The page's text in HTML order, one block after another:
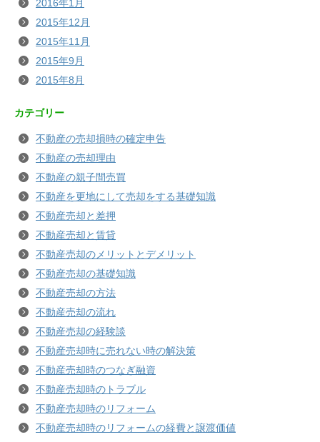
2016年1月
2015年12月
2015年11月
2015年9月
2015年8月
カテゴリー
不動産の売却損時の確定申告
不動産の売却理由
不動産の親子間売買
不動産を更地にして売却をする基礎知識
不動産売却と差押
不動産売却と賃貸
不動産売却のメリットとデメリット
不動産売却の基礎知識
不動産売却の方法
不動産売却の流れ
不動産売却の経験談
不動産売却時に売れない時の解決策
不動産売却時のつなぎ融資
不動産売却時のトラブル
不動産売却時のリフォーム
不動産売却時のリフォームの経費と譲渡価値